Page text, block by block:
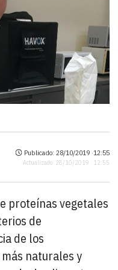
Publicado: 28/10/2019 ·12:55
Actualizado: 28/10/2019 · 12:55
proteínas vegetales
de
de los
naturales y